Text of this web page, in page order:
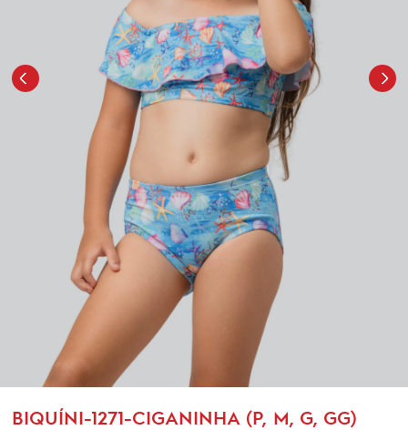
BIQUÍNI-1271-CIGANINHA (P, M, G, GG)